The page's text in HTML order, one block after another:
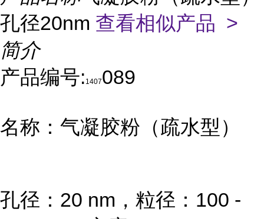
孔径20nm 查看相似产品 >
简介
产品编号: 1407089
名称：气凝胶粉（疏水型）
孔径：20 nm，粒径：100 -